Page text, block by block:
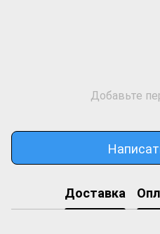
Добавьте
Доставка